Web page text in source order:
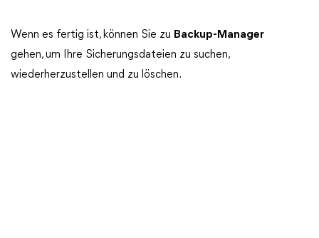
Wenn es fertig ist, können Sie zu Backup-Manager
gehen, um Ihre Sicherungsdateien zu suchen,
wiederherzustellen und zu löschen.